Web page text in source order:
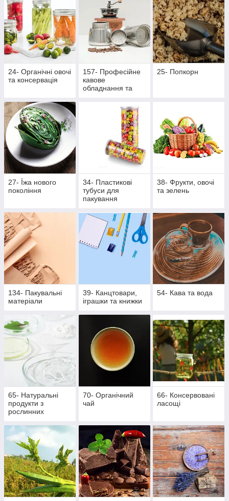
24- Органічні овочі
та консервація
157- Професійне
кавове
обладнання та
25- Попкорн
27- Їжа нового
покоління
34- Пластикові
тубуси для
пакування
38- Фрукти, овочі
та зелень
134- Пакувальні
матеріали
39- Канцтовари,
іграшки та книжки
54- Кава та вода
65- Натуральні
продукти з
рослинних
70- Органічний
чай
66- Консервовані
ласощі